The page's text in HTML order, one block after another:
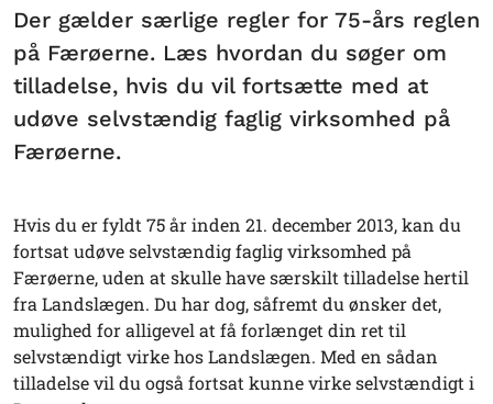
Der gælder særlige regler for 75-års reglen
på Færøerne. Læs hvordan du søger om
tilladelse, hvis du vil fortsætte med at
udøve selvstændig faglig virksomhed på
Færøerne.
Hvis du er fyldt 75 år inden 21. december 2013, kan du
fortsat udøve selvstændig faglig virksomhed på
Færøerne, uden at skulle have særskilt tilladelse hertil
fra Landslægen. Du har dog, såfremt du ønsker det,
mulighed for alligevel at få forlænget din ret til
selvstændigt virke hos Landslægen. Med en sådan
tilladelse vil du også fortsat kunne virke selvstændigt i